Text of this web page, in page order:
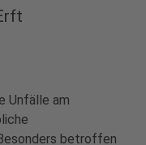
Unfälle am
betroffen